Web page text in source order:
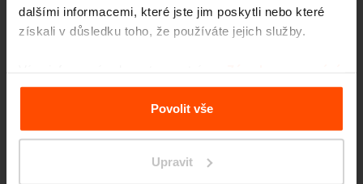
dalšími informacemi, které jste jim poskytli nebo které
získali v důsledku toho, že používáte jejich služby.
osobních údajů.
Povolit vše
Upravit
Podobné produkty